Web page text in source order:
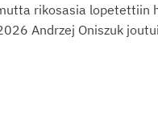
rikosasia lopetettiin
Andrzej Oniszuk